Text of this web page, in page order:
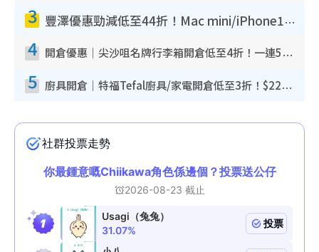
3 豐澤優惠勁減低至44折！Mac mini/iPhone17Pro大減價！廚房家電$220起
4 開倉優惠｜尖沙咀名牌行李箱開倉低至4折！一連5日 American Tourister/ace./Hallmark $200起！
5 廚具開倉｜特福Tefal廚具/家電開倉低至3折！$220起買平底鍋/炒鑊/湯煲！電飯煲/吸塵機/燙斗$418起